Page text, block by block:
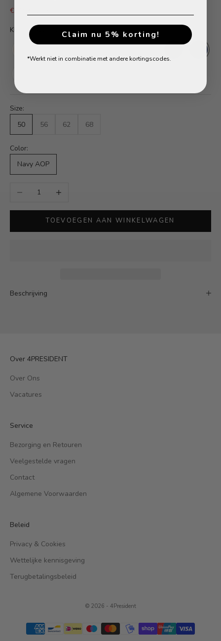
Aanbiedingsprijs
€8,93
Kleur: Navy AOP
Size:
50
56 62 68
Color:
Navy AOP
Aantal verlagenAantal verhogen
TOEVOEGEN AAN WINKELWAGEN
Beschrijving
Over 4PRESIDENT
Over Ons
Vacatures
Service
Bezorging en Retouren
Veelgestelde vragen
Contact
Algemene Voorwaarden
Beleid
Privacy & Cookies
Wettelijke kennisgeving
Terugbetalingsbeleid
© 2026 - 4President
Claim nu 5% korting!
*Werkt niet in combinatie met andere kortingscodes.